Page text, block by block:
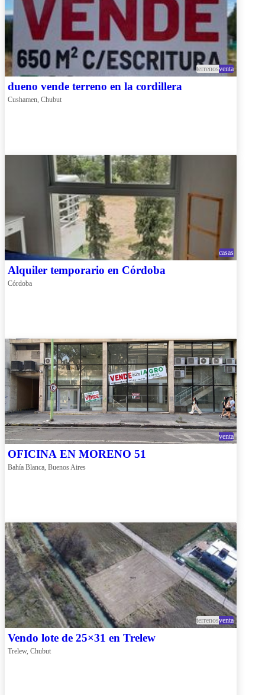
terrenosventa
dueno vende terreno en la cordillera
Cushamen, Chubut
casas
Alquiler temporario en Córdoba
Córdoba
venta
OFICINA EN MORENO 51
Bahía Blanca, Buenos Aires
terrenosventa
Vendo lote de 25×31 en Trelew
Trelew, Chubut